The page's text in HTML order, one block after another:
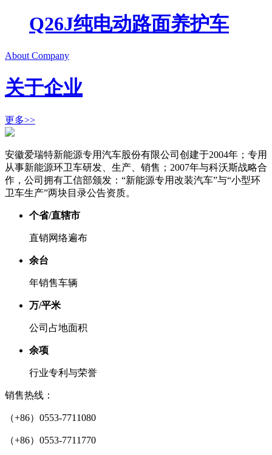
Q26J纯电动路面养护车
About Company
关于企业
更多>>
安徽爱瑞特新能源专用汽车股份有限公司创建于2004年；专用
从事新能源环卫车研发、生产、销售；2007年与科沃斯战略合
作，公司拥有工信部颁发：“新能源专用改装汽车”与“小型环
卫车生产”两块目录公告资质。
个省/直辖市
直销网络遍布
余台
年销售车辆
万/平米
公司占地面积
余项
行业专利与荣誉
销售热线：
（+86）0553-7711080
（+86）0553-7711770